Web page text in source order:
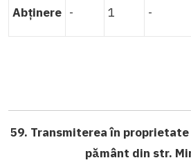
Abținere - 1 -
59. Transmiterea în
pământ din str.